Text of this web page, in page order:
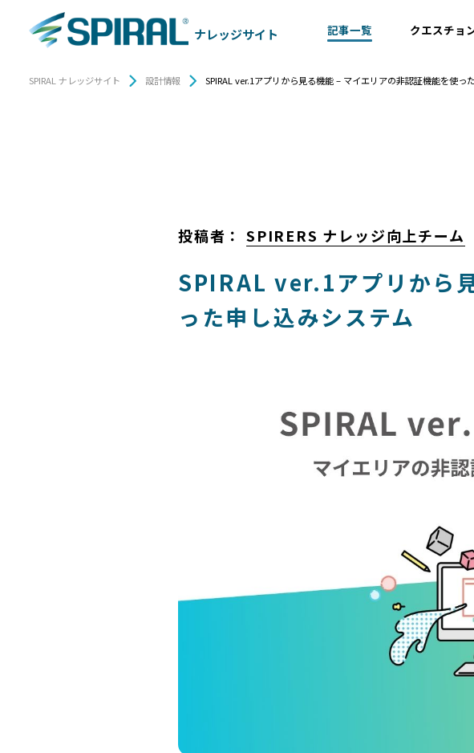
ナレッジサイト 記事一覧
運用情報
開発情報
クエスチョ
SPIRAL ナレッジサイト 設計情報 SPIRAL ver.1アプリから見る機能 – マイエリアの非認証機能を使っ
投稿者： SPIRERS ナレッジ向上チーム
SPIRAL ver.1アプリから
った申し込みシステム